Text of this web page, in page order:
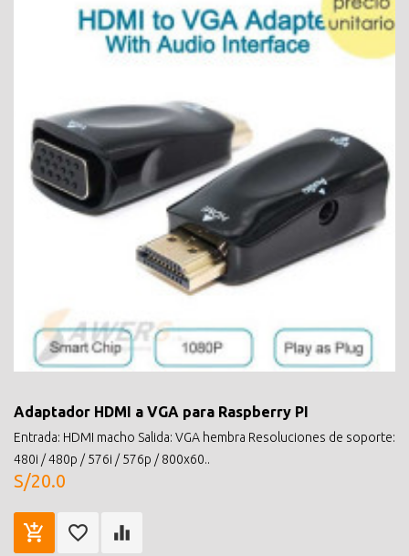
Adaptador HDMI a VGA para Raspberry PI
Entrada: HDMI macho Salida: VGA hembra Resoluciones de soporte:
480i / 480p / 576i / 576p / 800x60..
S/20.0